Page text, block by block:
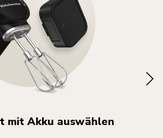
mit Akku auswählen